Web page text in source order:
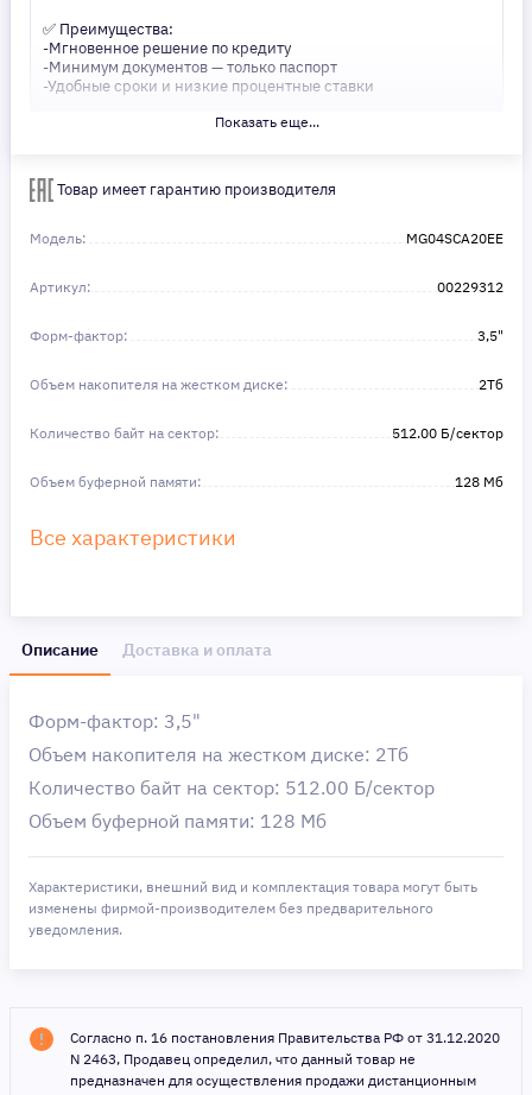
✅ Преимущества:
-Мгновенное решение по кредиту
-Минимум документов — только паспорт
-Удобные сроки и низкие процентные ставки
Не откладывайте свои желания на потом! Получите то, что
Показать еще...
Товар имеет гарантию производителя
Модель: MG04SCA20EE
Артикул: 00229312
Форм-фактор: 3,5"
Объем накопителя на жестком диске: 2Тб
Количество байт на сектор: 512.00 Б/сектор
Объем буферной памяти: 128 Мб
Все характеристики
Описание Доставка и оплата
Форм-фактор: 3,5"
Объем накопителя на жестком диске: 2Тб
Количество байт на сектор: 512.00 Б/сектор
Объем буферной памяти: 128 Мб
Характеристики, внешний вид и комплектация товара могут быть
изменены фирмой-производителем без предварительного
уведомления.
Согласно п. 16 постановления Правительства РФ от 31.12.2020
N 2463, Продавец определил, что данный товар не
предназначен для осуществления продажи дистанционным